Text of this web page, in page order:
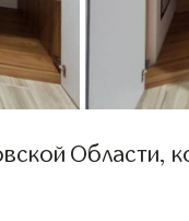
Области,